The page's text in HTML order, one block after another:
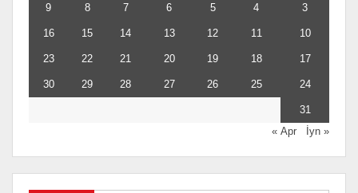
10
11
12
13
14
15
16
17
18
19
20
21
22
23
24
25
26
27
28
29
30
31
« Apr
İyn »